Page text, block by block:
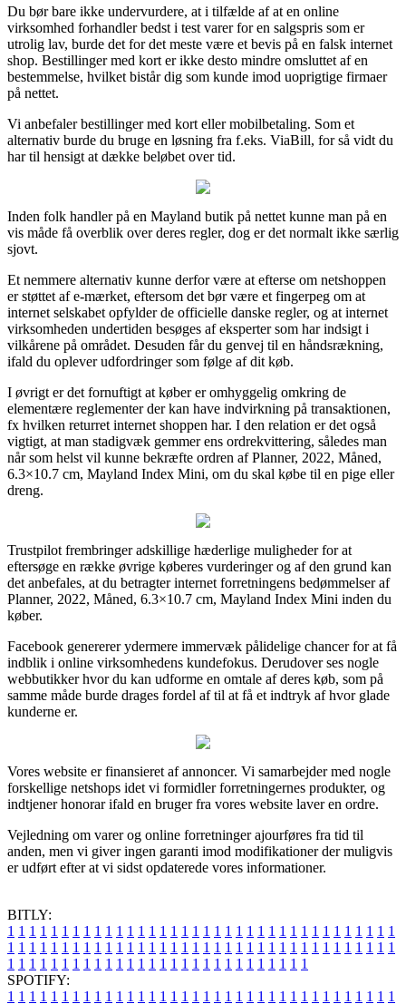
Du bør bare ikke undervurdere, at i tilfælde af at en online
virksomhed forhandler bedst i test varer for en salgspris som er
utrolig lav, burde det for det meste være et bevis på en falsk internet
shop. Bestillinger med kort er ikke desto mindre omsluttet af en
bestemmelse, hvilket bistår dig som kunde imod uoprigtige firmaer
på nettet.
Vi anbefaler bestillinger med kort eller mobilbetaling. Som et
alternativ burde du bruge en løsning fra f.eks. ViaBill, for så vidt du
har til hensigt at dække beløbet over tid.
Inden folk handler på en Mayland butik på nettet kunne man på en
vis måde få overblik over deres regler, dog er det normalt ikke særlig
sjovt.
Et nemmere alternativ kunne derfor være at efterse om netshoppen
er støttet af e-mærket, eftersom det bør være et fingerpeg om at
internet selskabet opfylder de officielle danske regler, og at internet
virksomheden undertiden besøges af eksperter som har indsigt i
vilkårene på området. Desuden får du genvej til en håndsrækning,
ifald du oplever udfordringer som følge af dit køb.
I øvrigt er det fornuftigt at køber er omhyggelig omkring de
elementære reglementer der kan have indvirkning på transaktionen,
fx hvilken returret internet shoppen har. I den relation er det også
vigtigt, at man stadigvæk gemmer ens ordrekvittering, således man
når som helst vil kunne bekræfte ordren af Planner, 2022, Måned,
6.3×10.7 cm, Mayland Index Mini, om du skal købe til en pige eller
dreng.
Trustpilot frembringer adskillige hæderlige muligheder for at
eftersøge en række øvrige køberes vurderinger og af den grund kan
det anbefales, at du betragter internet forretningens bedømmelser af
Planner, 2022, Måned, 6.3×10.7 cm, Mayland Index Mini inden du
køber.
Facebook genererer ydermere immervæk pålidelige chancer for at få
indblik i online virksomhedens kundefokus. Derudover ses nogle
webbutikker hvor du kan udforme en omtale af deres køb, som på
samme måde burde drages fordel af til at få et indtryk af hvor glade
kunderne er.
Vores website er finansieret af annoncer. Vi samarbejder med nogle
forskellige netshops idet vi formidler forretningernes produkter, og
indtjener honorar ifald en bruger fra vores website laver en ordre.
Vejledning om varer og online forretninger ajourføres fra tid til
anden, men vi giver ingen garanti imod modifikationer der muligvis
er udført efter at vi sidst opdaterede vores informationer.
BITLY:
1 1 1 1 1 1 1 1 1 1 1 1 1 1 1 1 1 1 1 1 1 1 1 1 1 1 1 1 1 1 1 1 1 1 1 1
1 1 1 1 1 1 1 1 1 1 1 1 1 1 1 1 1 1 1 1 1 1 1 1 1 1 1 1 1 1 1 1 1 1 1 1
1 1 1 1 1 1 1 1 1 1 1 1 1 1 1 1 1 1 1 1 1 1 1 1 1 1 1 1
SPOTIFY:
1 1 1 1 1 1 1 1 1 1 1 1 1 1 1 1 1 1 1 1 1 1 1 1 1 1 1 1 1 1 1 1 1 1 1 1